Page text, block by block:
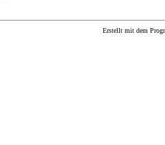
Erstellt mit dem